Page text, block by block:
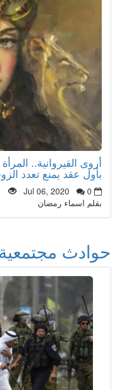
أروى القيروانية..
بأول عقد يمنع تعدد
Jul 06, 2020
0
بقلم اسماء رمضان
حوادث مجتمعية